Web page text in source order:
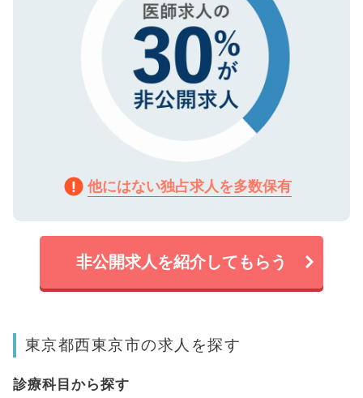
他にはない独占求人を多数保有
非公開求人を紹介してもらう
東京都西東京市の求人を探す
診療科目から探す